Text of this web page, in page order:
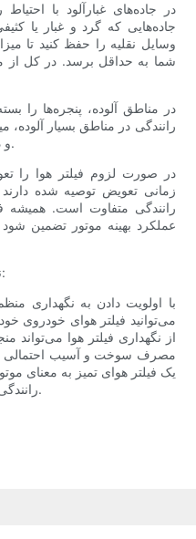
جاده‌هایی که گرد و غبار یا
وسایل نقلیه را حفظ کنید تا
شما به حداقل برسد. در کل از
رانندگی در مناطق بسیار
و در نهایت ورودی هوا را کاهش می‌دهد.
زمانی تعویض توصیه شده
رانندگی متفاوت است. همیشه
عملکرد بهینه موتور تضمین
نگهداری و تعویض منظم فیلترهای هوا:
با اولویت دادن به نگهداری
می‌توانید فیلتر هوای خودروی
از نگهداری فیلتر هوا می‌تواند
مصرف سوخت و آسیب احتمالی به
یک فیلتر هوای تمیز به معنای
رانندگی روان و لذت‌بخشی را تضمین می‌کند.